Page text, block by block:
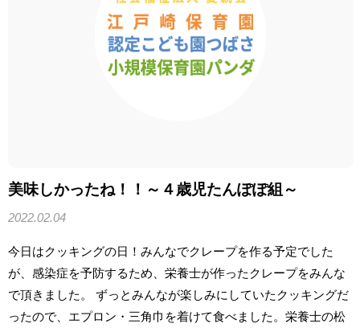
美味しかったね！！～４歳児たんぽぽ組～
2022.02.04
今日はクッキングの日！みんなでクレープを作る予定でした
が、感染症を予防するため、栄養士が作ったクレープをみんな
で頂きました。 ずっとみんなが楽しみにしていたクッキングだ
ったので、エプロン・三角巾を着けて食べました。栄養士の松